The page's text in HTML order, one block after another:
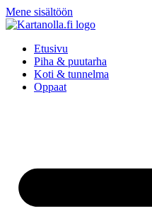
Mene sisältöön
Etusivu
Piha & puutarha
Koti & tunnelma
Oppaat